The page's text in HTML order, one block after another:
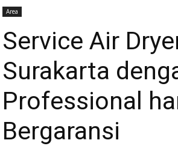
Air
Dryer
|
Area
Service Air
Surakarta
Professional
Bergaransi